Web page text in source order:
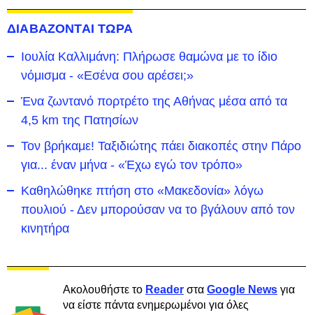
ΔΙΑΒΑΖΟΝΤΑΙ ΤΩΡΑ
Ιουλία Καλλιμάνη: Πλήρωσε θαμώνα με το ίδιο
νόμισμα - «Εσένα σου αρέσει;»
Ένα ζωντανό πορτρέτο της Αθήνας μέσα από τα
4,5 km της Πατησίων
Τον βρήκαμε! Ταξιδιώτης πάει διακοπές στην Πάρο
για... έναν μήνα - «Έχω εγώ τον τρόπο»
Καθηλώθηκε πτήση στο «Μακεδονία» λόγω
πουλιού - Δεν μπορούσαν να το βγάλουν από τον
κινητήρα
Ακολουθήστε το Reader στα Google News για
να είστε πάντα ενημερωμένοι για όλες